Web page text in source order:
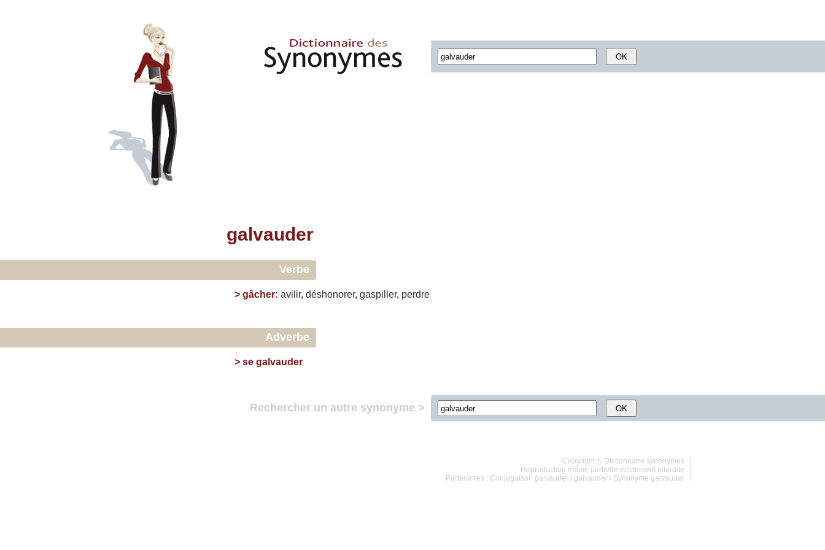
galvauder
Verbe
> gâcher: avilir, déshonorer, gaspiller, perdre
Adverbe
> se galvauder
Rechercher un autre synonyme >
Copyright © Dictionnaire synonymes
Reproduction même partielle strictement interdite
Partenaires : Conjugaison galvauder / galvauder / Synonyme galvauder